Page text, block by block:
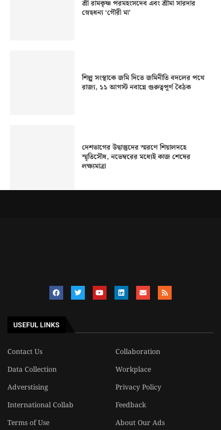
শ্রী রামকৃষ্ণ পরমহংসদেব এবং শ্রীমা সারদার
স্নেহধন্য ‘গৌরী মা’
শিল্প সংস্থাকে জমি দিতে জমিনীতি বদলের পথে
রাজ্য, ১১ আগস্ট নবান্নে গুরুত্বপূর্ণ বৈঠক
দেশভাগের উদ্বাস্তুদের স্মরণে শিয়ালদহে
স্মৃতিসৌধ, নভেম্বরের মধ্যেই কাজ শেষের
লক্ষ্যমাত্রা
USEFUL LINKS
Contact Us
Collaboration
Data Collection
Workplace
Adverstising
Privacy Policy
International Collab
Feedback
Terms of Use
About Our Ads